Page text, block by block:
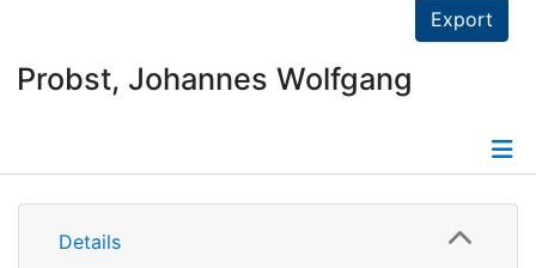
Export
Probst, Johannes Wolfgang
Details
Details